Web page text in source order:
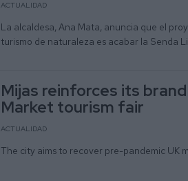
ACTUALIDAD
La alcaldesa, Ana Mata, anuncia que el
turismo de naturaleza es acabar la Senda
Mijas reinforces its
Market tourism fair
ACTUALIDAD
The city aims to recover pre-pandemic UK